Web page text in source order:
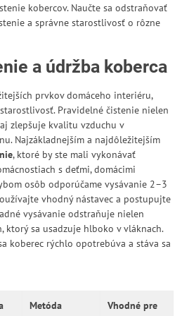
kobercov. Naučte sa odstraňovať
a správne starostlivosť o rôzne
a údržba koberca
prvkov domáceho interiéru,
Pravidelné čistenie nielen
zlepšuje kvalitu vzduchu v
Najzákladnejším a najdôležitejším
, ktoré by ste mali vykonávať
s deťmi, domácimi
osôb odporúčame vysávanie 2–3
vhodný nástavec a postupujte
vysávanie odstraňuje nielen
ktorý sa usadzuje hlboko v vláknach.
koberec rýchlo opotrebúva a stáva sa
Metóda Vhodné pre